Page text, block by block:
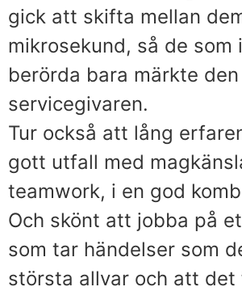
gick att skifta mellan
mikrosekund, så de som
berörda bara märkte
servicegivaren.
Tur också att lång
gott utfall med
teamwork, i en god
Och skönt att jobba på
som tar händelser som
största allvar och att det